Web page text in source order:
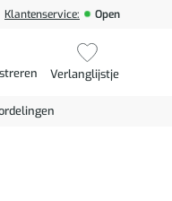
Klantenservice: Open
Verlanglijstje